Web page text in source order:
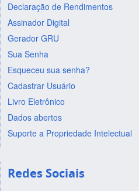
Declaração de Rendimentos
Assinador Digital
Gerador GRU
Sua Senha
Esqueceu sua senha?
Cadastrar Usuário
Livro Eletrônico
Dados abertos
Suporte a Propriedade Intelectual
Redes Sociais